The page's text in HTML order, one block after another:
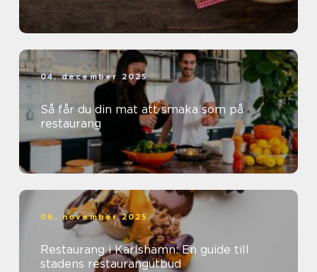
04. december 2025
Så får du din mat att smaka som på
restaurang
06. november 2025
Restaurang i Karlshamn: En guide till
stadens restaurangutbud